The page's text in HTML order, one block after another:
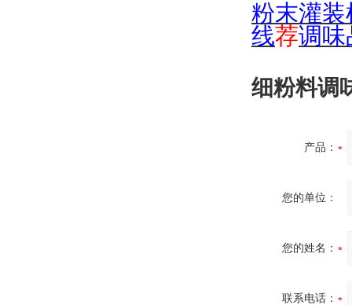
粉末灌装
线荐调味
细粉料调
产品：
您的单位：
您的姓名：
联系电话：